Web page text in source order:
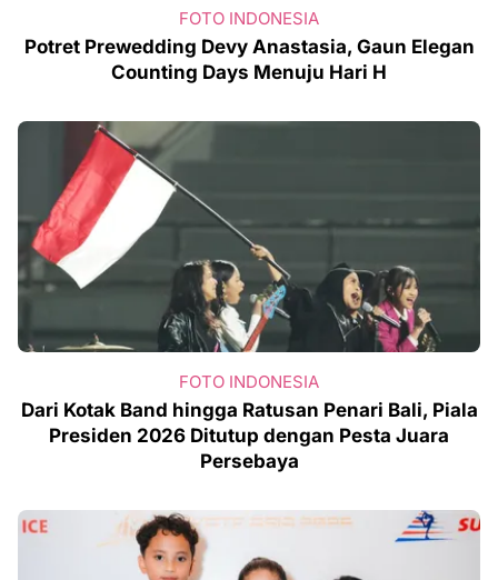
FOTO INDONESIA
Potret Prewedding Devy Anastasia, Gaun Elegan
Counting Days Menuju Hari H
FOTO INDONESIA
Dari Kotak Band hingga Ratusan Penari Bali, Piala
Presiden 2026 Ditutup dengan Pesta Juara
Persebaya